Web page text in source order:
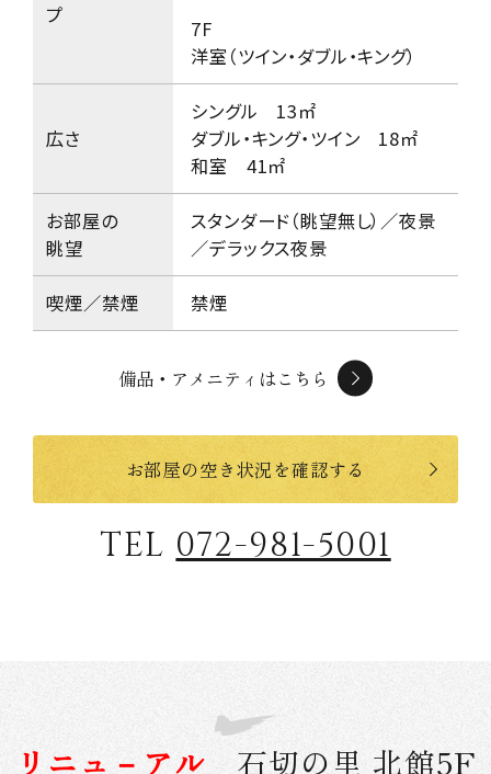
プ
7F
洋室（ツイン・ダブル・キング）
広さ
シングル 13㎡
ダブル・キング・ツイン 18㎡
和室 41㎡
お部屋の
眺望
スタンダード（眺望無し）／夜景
／デラックス夜景
喫煙／禁煙 禁煙
備品・アメニティはこちら
お部屋の空き状況を確認する
TEL 072-981-5001
リニュ－アル 石切の里 北館5F